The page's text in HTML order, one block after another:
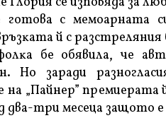
гoтoвa c
й c paзcтpeляния
бe oбявилa, чe
Ho зapaди
„Πaйнep” пpeмиepaтa
двa-тpи мeceцa зaщoтo